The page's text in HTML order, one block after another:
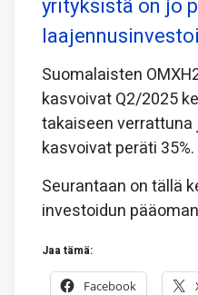
yrityksistä on jo
Suomalaisten
kasvoivat Q2/2025
takaiseen verrattuna
kasvoivat peräti 35%.
Seurantaan on tällä
investoidun
Jaa tämä:
Facebook